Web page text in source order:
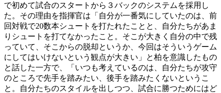
で初めて試合のスタートから３バックのシステムを採用し
た。その理由を指揮官は「自分が一番気にしていたのは、前
回対戦で20数本シュートを打たれたことと、自分たちがあま
りシュートを打てなかったこと。そこが大きく自分の中で残
っていて、そこからの脱却というか、今回はそういうゲーム
にしてはいけないという観点が大きい」と柏を意識したもの
と話した一方で、「いつも考えているのは、自分たちが攻守
のところで先手を踏みたい、後手を踏みたくないというこ
と。自分たちのスタイルを出しつつ、試合に勝つためにはど